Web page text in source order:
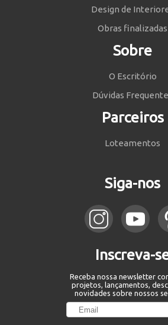
Design de
Obras finalizadas
Sobre
O Escritório
Dúvidas
Parceiros
Loteamentos
Siga-nos
Inscreva-
Receba nossa newsletter
projetos, lançamentos,
novidades sobre nossos